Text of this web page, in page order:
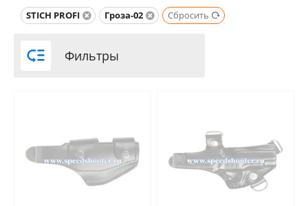
STICH PROFI Гроза-02 Сбросить
 Фильтры